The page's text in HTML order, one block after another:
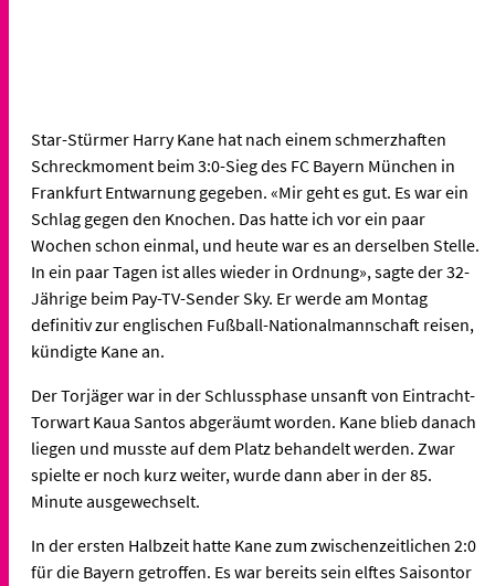
Star-Stürmer Harry Kane hat nach einem schmerzhaften
Schreckmoment beim 3:0-Sieg des FC Bayern München in
Frankfurt Entwarnung gegeben. «Mir geht es gut. Es war ein
Schlag gegen den Knochen. Das hatte ich vor ein paar
Wochen schon einmal, und heute war es an derselben Stelle.
In ein paar Tagen ist alles wieder in Ordnung», sagte der 32-
Jährige beim Pay-TV-Sender Sky. Er werde am Montag
definitiv zur englischen Fußball-Nationalmannschaft reisen,
kündigte Kane an.
Der Torjäger war in der Schlussphase unsanft von Eintracht-
Torwart Kaua Santos abgeräumt worden. Kane blieb danach
liegen und musste auf dem Platz behandelt werden. Zwar
spielte er noch kurz weiter, wurde dann aber in der 85.
Minute ausgewechselt.
In der ersten Halbzeit hatte Kane zum zwischenzeitlichen 2:0
für die Bayern getroffen. Es war bereits sein elftes Saisontor